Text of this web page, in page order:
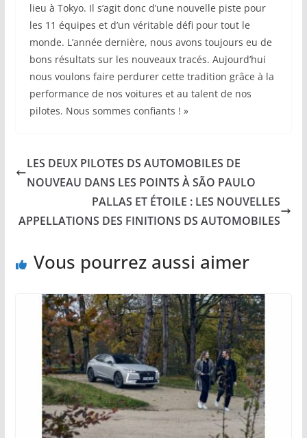
lieu à Tokyo. Il s’agit donc d’une nouvelle piste pour
les 11 équipes et d’un véritable défi pour tout le
monde. L’année dernière, nous avons toujours eu de
bons résultats sur les nouveaux tracés. Aujourd’hui
nous voulons faire perdurer cette tradition grâce à la
performance de nos voitures et au talent de nos
pilotes. Nous sommes confiants ! »
LES DEUX PILOTES DS AUTOMOBILES DE
NOUVEAU DANS LES POINTS À SÃO PAULO
PALLAS ET ÉTOILE : LES NOUVELLES
APPELLATIONS DES FINITIONS DS AUTOMOBILES
Vous pourrez aussi aimer